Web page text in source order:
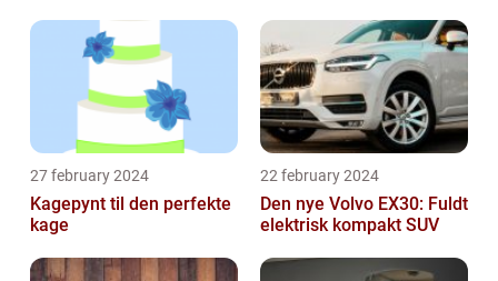
27 february 2024
Kagepynt til den perfekte
kage
22 february 2024
Den nye Volvo EX30: Fuldt
elektrisk kompakt SUV